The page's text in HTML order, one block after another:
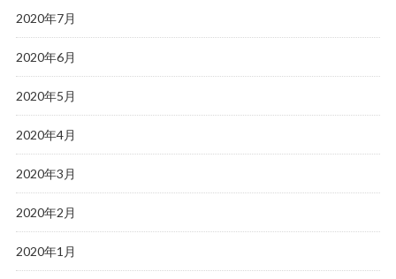
2020年7月
2020年6月
2020年5月
2020年4月
2020年3月
2020年2月
2020年1月